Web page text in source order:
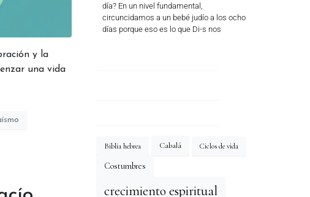
y la
una vida
día? En un nivel fundamental,
circuncidamos a un bebé judío a los ocho
días porque eso es lo que Di-s nos
Biblia hebrea Cabalá Ciclos de vida
Costumbres
crecimiento espiritual